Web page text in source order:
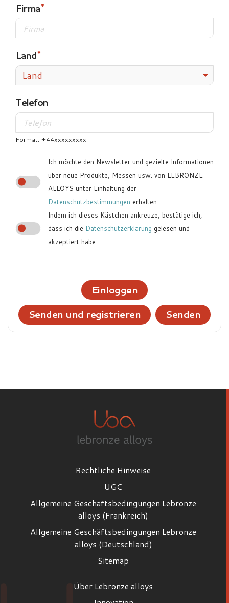
Firma
Land
Land
Telefon
Format: +44xxxxxxxxx
Ich möchte den Newsletter und gezielte Informationen
über neue Produkte, Messen usw. von LEBRONZE
ALLOYS unter Einhaltung der
Datenschutzbestimmungen erhalten.
Indem ich dieses Kästchen ankreuze, bestätige ich,
dass ich die Datenschutzerklärung gelesen und
akzeptiert habe.
Einloggen
Senden und registrieren
Senden
Rechtliche Hinweise
UGC
Allgemeine Geschäftsbedingungen Lebronze
alloys (Frankreich)
Allgemeine Geschäftsbedingungen Lebronze
alloys (Deutschland)
Sitemap
Über Lebronze alloys